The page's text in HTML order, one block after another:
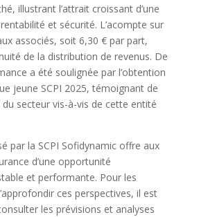
illustrant l’attrait croissant d’une
et sécurité. L’acompte sur
associés, soit 6,30 € par part,
de la distribution de revenus. De
a été soulignée par l’obtention
jeune SCPI 2025, témoignant de
secteur vis-à-vis de cette entité
par la SCPI Sofidynamic offre aux
d’une opportunité
et performante. Pour les
ces perspectives, il est
les prévisions et analyses